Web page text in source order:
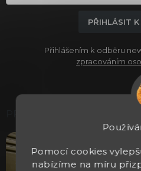
Pomocí cookies
nabízíme na míru
PŘIHLÁSIT
Přihlášením k odběru
zpracováním